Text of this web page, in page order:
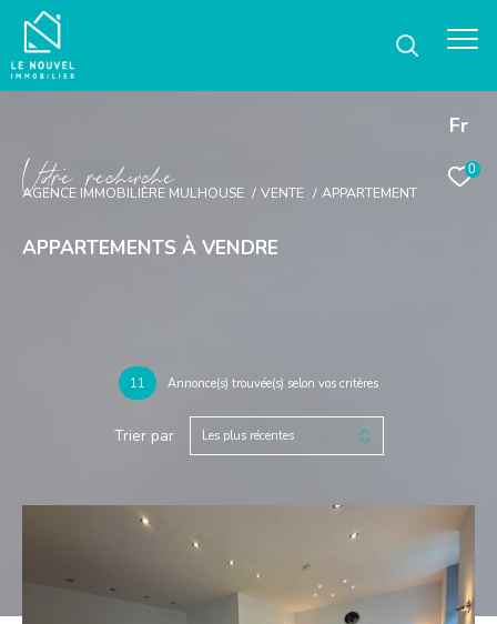
Fr
0
Vore recece
AGENCE IMMOBILIÈRE MULHOUSE VENTE APPARTEMENT
APPARTEMENTS À VENDRE
11 Annonce(s) trouvée(s) selon vos critères
Trier par Les plus récentes